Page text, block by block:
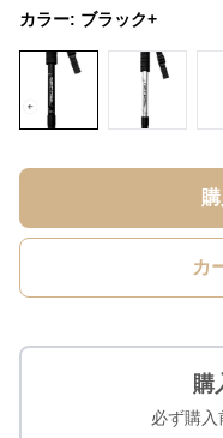
カラー: ブラック+
カ
購
必ず購入